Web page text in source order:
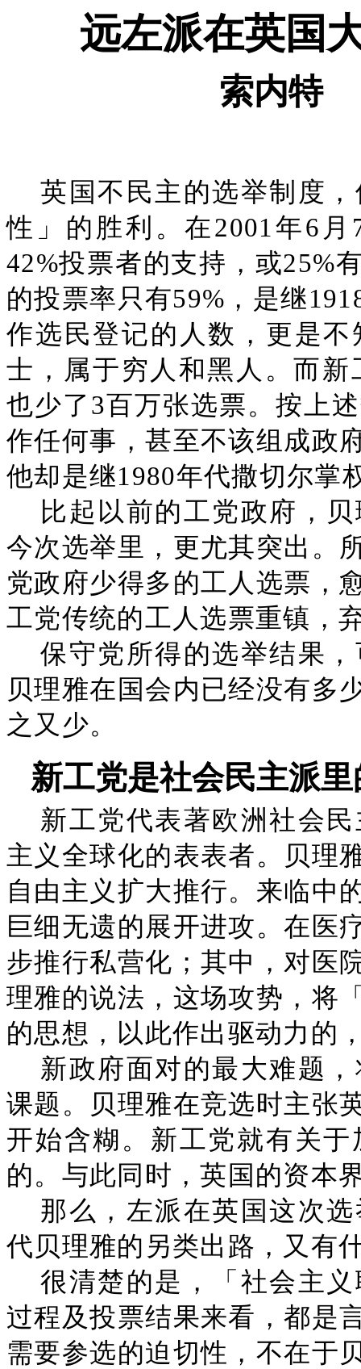
远左派在英国
索内特
英国不民主的选举制度
性」的胜利。在2001年6
42%投票者的支持，或25%
的投票率只有59%，是继
作选民登记的人数，更是
士，属于穷人和黑人。而
也少了3百万张选票。按上
作任何事，甚至不该组成政
他却是继1980年代撒切尔掌
比起以前的工党政府，
今次选举里，更尤其突出。
党政府少得多的工人选票，
工党传统的工人选票重镇，
保守党所得的选举结果
贝理雅在国会内已经没有多
之又少。
新工党是社会民主派
新工党代表著欧洲社会
主义全球化的表表者。贝理
自由主义扩大推行。来临中
巨细无遗的展开进攻。在医
步推行私营化；其中，对医
理雅的说法，这场攻势，将
的思想，以此作出驱动力的
新政府面对的最大难题
课题。贝理雅在竞选时主张
开始含糊。新工党就有关
的。与此同时，英国的资本
那么，左派在英国这次
代贝理雅的另类出路，又有
很清楚的是，「社会主
过程及投票结果来看，都是
需要参选的迫切性，不在于